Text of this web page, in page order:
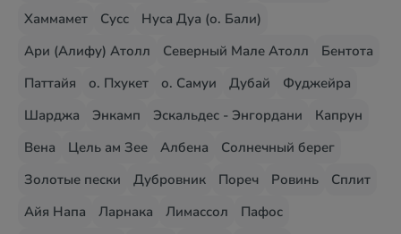
Хаммамет
Сусс
Нуса Дуа (о. Бали)
Ари (Алифу) Атолл
Северный Мале Атолл
Бентота
Паттайя
о. Пхукет о. Самуи Дубай
Фуджейра
Шарджа
Энкамп Эскальдес - Энгордани
Капрун
Вена
Цель ам Зее Албена
Солнечный берег
Золотые пески
Дубровник Пореч Ровинь
Сплит
Айя Напа
Ларнака Лимассол
Пафос